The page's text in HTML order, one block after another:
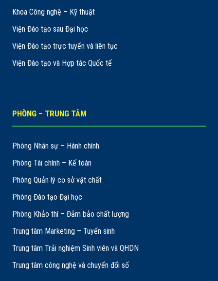
Khoa Công nghệ – Kỹ thuật
Viện Đào tạo sau Đại học
Viện Đào tạo trực tuyến và liên tục
Viện Đào tạo và Hợp tác Quốc tế
PHÒNG – TRUNG TÂM
Phòng Nhân sự – Hành chính
Phòng Tài chính – Kế toán
Phòng Quản lý cơ sở vật chất
Phòng Đào tạo Đại học
Phòng Khảo thí – Đảm bảo chất lượng
Trung tâm Marketing – Tuyển sinh
Trung tâm Trải nghiệm Sinh viên và QHDN
Trung tâm công nghệ và chuyển đổi số